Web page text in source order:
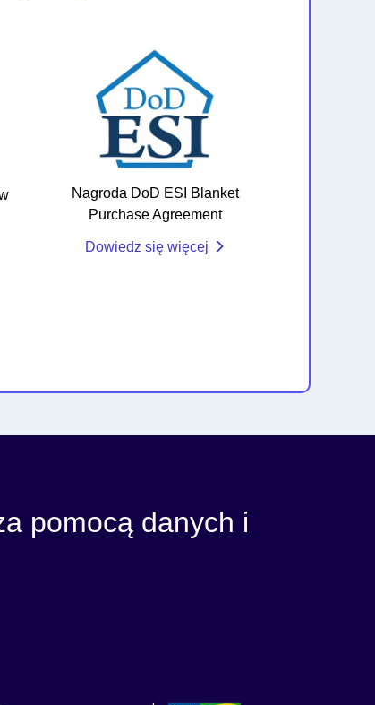
Nagroda DoD ESI Blanket
Purchase Agreement
Dowiedz się więcej
pomocą danych i